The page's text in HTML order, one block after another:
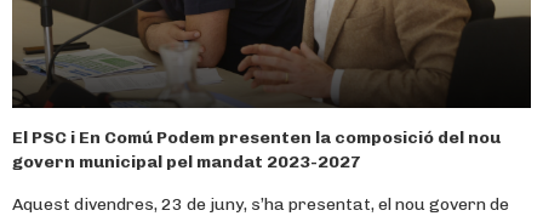
El PSC i En Comú Podem presenten la composició del nou
govern municipal pel mandat 2023-2027
Aquest divendres, 23 de juny, s’ha presentat, el nou govern de